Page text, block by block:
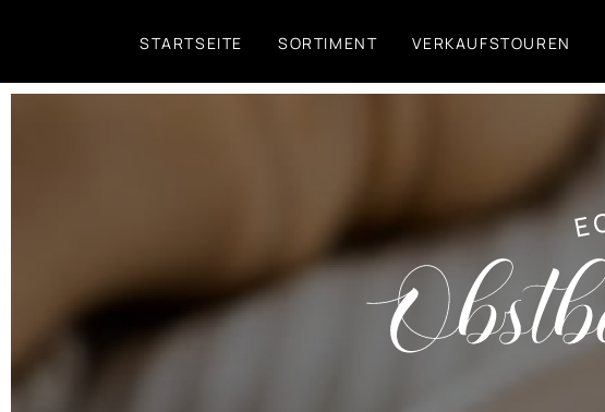
Inhalt
STARTSEITE SORTIMENT VERKAUFSTOUREN